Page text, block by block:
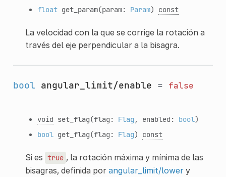
float get_param(param: Param) const
La velocidad con la que se corrige la rotación a
través del eje perpendicular a la bisagra.
bool angular_limit/enable = false
void set_flag(flag: Flag , enabled: bool)
bool get_flag(flag: Flag) const
Si es true , la rotación máxima y mínima de las
bisagras, definida por angular_limit/lowery